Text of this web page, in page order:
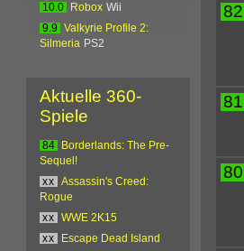
82
81
80
10.0
Robox Wii
9.9
Valkyrie Profile 2:
Silmeria PS2
Aktuelle 360-
Spiele
84
Borderlands: The Pre-
Sequel!
xx
Assassin's Creed:
Rogue
xx
WWE 2K15
xx
Escape Dead Island